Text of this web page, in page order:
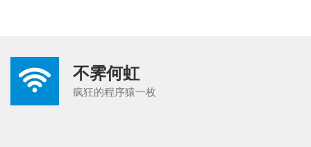
不霁何虹
疯狂的程序猿一枚